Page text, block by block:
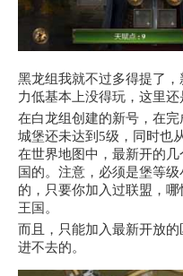
黑龙组我就不过多得提了
力低基本上没得玩，这里还
在白龙组创建的新号，在
城堡还未达到5级，同时也
在世界地图中，最新开的
国的。注意，必须是堡等
的，只要你加入过联盟，
王国。
而且，只能加入最新开放
进不去的。